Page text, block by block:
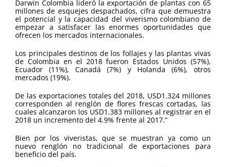
Darwin Colombia lideró la exportación de plantas con 65
millones de esquejes despachados, cifra que demuestra
el potencial y la capacidad del viverismo colombiano de
empezar a satisfacer las enormes oportunidades que
ofrecen los mercados internacionales.
Los principales destinos de los follajes y las plantas vivas
de Colombia en el 2018 fueron Estados Unidos (57%),
Ecuador (11%), Canadá (7%) y Holanda (6%), otros
mercados (19%).
De las exportaciones totales del 2018, USD1.324 millones
corresponden al renglón de flores frescas cortadas, las
cuales alcanzaron los USD1.383 millones al registrar en el
2018 un incremento del 4.9% frente al 2017.”
Bien por los viveristas, que se muestran ya como un
nuevo renglón no tradicional de exportaciones para
beneficio del país.